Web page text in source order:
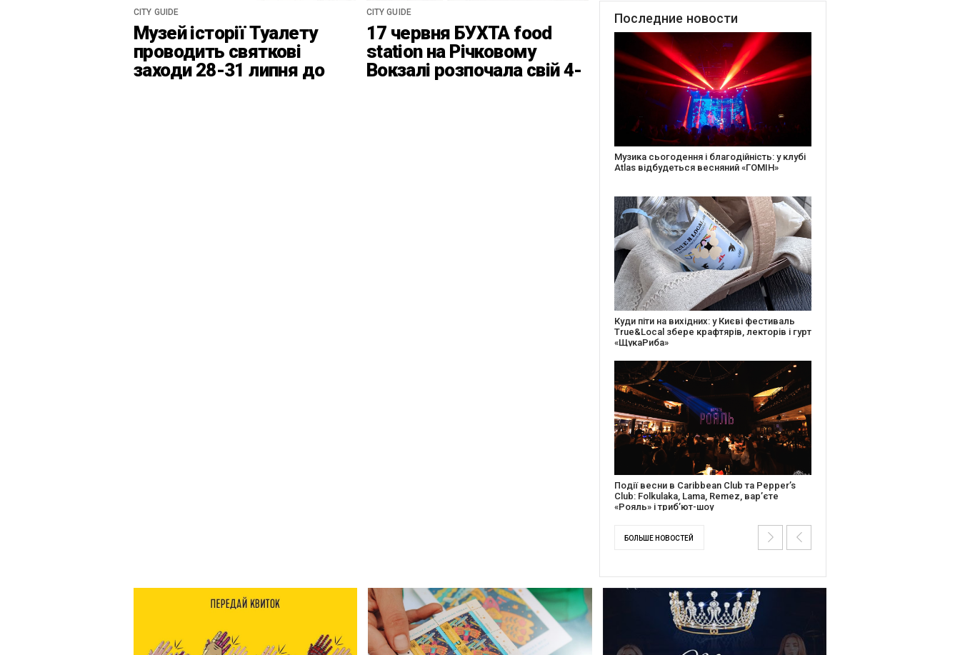
CITY GUIDE
Музей історії Туалету
проводить святкові
заходи 28-31 липня до
CITY GUIDE
17 червня БУХТА food
station на Річковому
Вокзалі розпочала свій 4-
Последние новости
Створіть святкову листівку та допоможіть
стареньким: майстер-клас від БФ «Юлині
27 років музичної історії: Caribbean Club
відсвяткує День Народження серією
благодійних подій
Документальний фільм “Будинок “Слово”
англійською покажуть в країнах Європи,
Канаді та США
БОЛЬШЕ НОВОСТЕЙ